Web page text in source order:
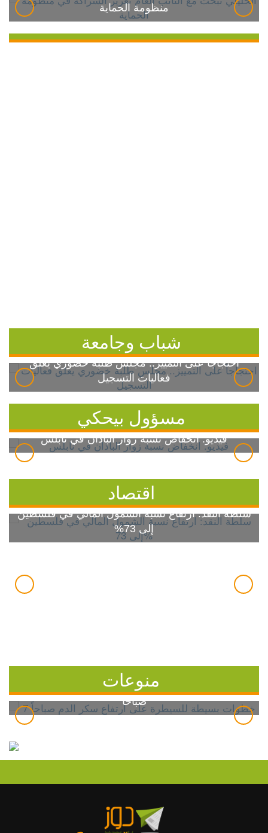
منظومة الحماية
شباب وجامعة
احتجاجاً على التمييز.. مجلس طلبة خضوري يعلق
فعاليات التسجيل
مسؤول بيحكي
فيديو: انخفاض نسبة زوار الباذان في نابلس
اقتصاد
سلطة النقد: ارتفاع نسبة الشمول المالي في فلسطين
إلى 73%
منوعات
7 خطوات بسيطة للسيطرة على ارتفاع سكر الدم
صباحاً